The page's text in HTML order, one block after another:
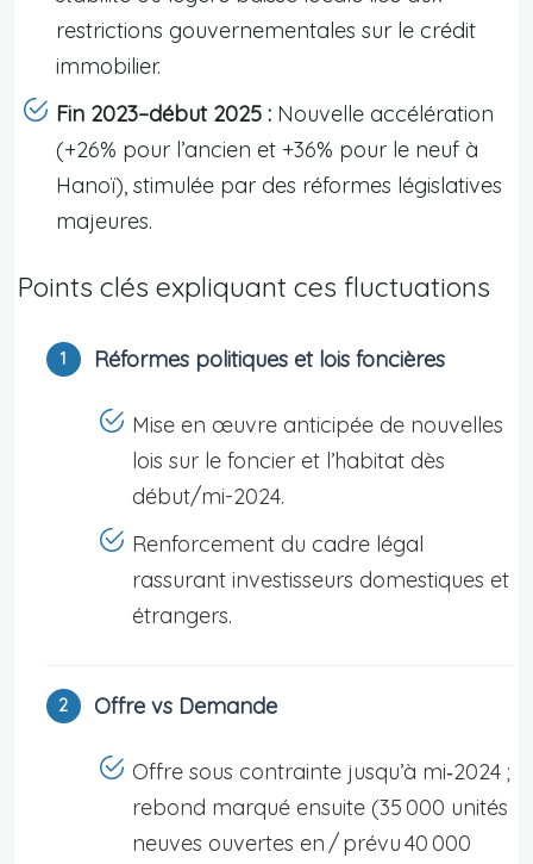
restrictions gouvernementales sur le crédit
immobilier.
Fin 2023–début 2025 : Nouvelle accélération
(+26% pour l’ancien et +36% pour le neuf à
Hanoï), stimulée par des réformes législatives
majeures.
Points clés expliquant ces fluctuations
Réformes politiques et lois foncières
Mise en œuvre anticipée de nouvelles
lois sur le foncier et l’habitat dès
début/mi-2024.
Renforcement du cadre légal
rassurant investisseurs domestiques et
étrangers.
Offre vs Demande
Offre sous contrainte jusqu’à mi‑2024 ;
rebond marqué ensuite (35 000 unités
neuves ouvertes en / prévu 40 000